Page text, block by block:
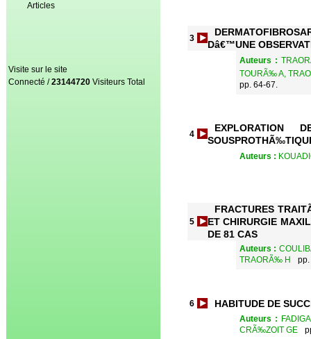
Articles
Visite sur le site
Connecté /23144720Visiteurs Total
3
Dâ€™UNE
Auteurs :
TOURÃ‰ A,
pp. 64-67.
4
EXPLORATION
Auteurs :
5
FRACTURES
ET CHIRURGIE
DE 81 CAS
Auteurs :
TRAORÃ‰ H
6 HABITUDE DE
Auteurs :
CRÃ‰ZOIT GE